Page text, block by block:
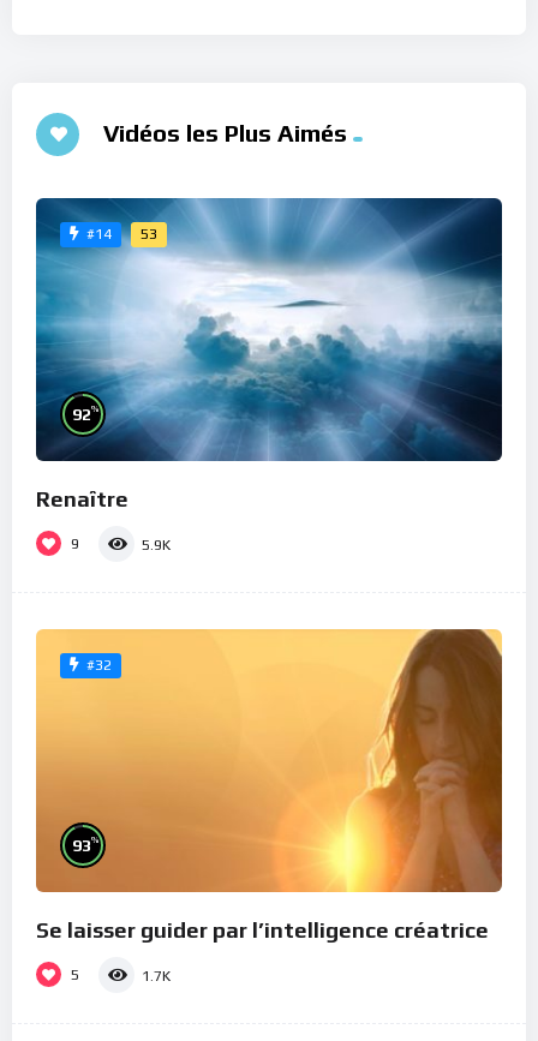
Vidéos les Plus Aimés
#14 53
92%
Renaître
9 5.9K
#32
93%
Se laisser guider par l’intelligence créatrice
5 1.7K